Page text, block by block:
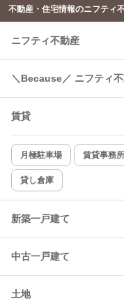
エアコンあり
温水洗浄便座
コンロ2口以上
新着のみ
該当件数:
1件
不動産・住宅情報のニフティ
ニフティ不動産
＼Because／ ニフティ
賃貸
月極駐車場 賃貸事務
貸し倉庫
新築一戸建て
中古一戸建て
土地